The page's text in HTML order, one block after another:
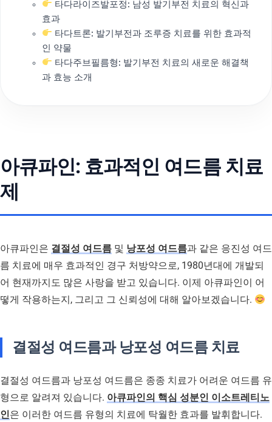
타다라이즈발포정: 남성 발기부전 치료의 혁신과
효과
타다트론: 발기부전과 조루증 치료를 위한 효과적
인 약물
타다주브필름형: 발기부전 치료의 새로운 해결책
과 효능 소개
아큐파인: 효과적인 여드름 치료
제
아큐파인은 결절성 여드름 및 낭포성 여드름과 같은 응진성 여드
름 치료에 매우 효과적인 경구 처방약으로, 1980년대에 개발되
어 현재까지도 많은 사랑을 받고 있습니다. 이제 아큐파인이 어
떻게 작용하는지, 그리고 그 신뢰성에 대해 알아보겠습니다.
결절성 여드름과 낭포성 여드름 치료
결절성 여드름과 낭포성 여드름은 종종 치료가 어려운 여드름 유
형으로 알려져 있습니다. 아큐파인의 핵심 성분인 이소트레티노
인은 이러한 여드름 유형의 치료에 탁월한 효과를 발휘합니다.